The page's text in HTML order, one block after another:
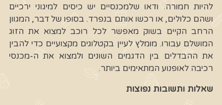
להיות חמורה. ודאו שלמכנסיים יש כיסים למיגוני ירכיים
ושהם כלולים, או רכשו אותם בנפרד. בסופו של דבר, המגוון
הרחב הקיים בשוק מאפשר לכל רוכב למצוא את הזוג
המושלם עבורו. מומלץ לעיין בקטלוגים מקצועיים כדי להבין
את ההבדלים בין הדגמים השונים ולמצוא את ה-מכנסי
רכיבה לאופנוע המתאימים ביותר.
שאלות ותשובות נפוצות